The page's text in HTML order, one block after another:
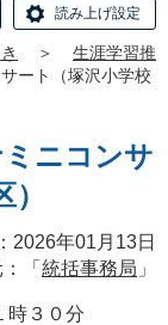
読み上げ設定
＞
生涯学習推
ート（塚沢小学校
ニコンサ
年01月13日
「 統括事務局 」
時３０分